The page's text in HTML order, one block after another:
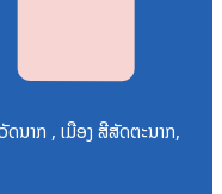
ນາກ , ເມືອງ ສີສັດຕະນາກ,